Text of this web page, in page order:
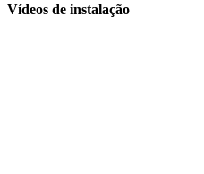
Vídeos de instalação